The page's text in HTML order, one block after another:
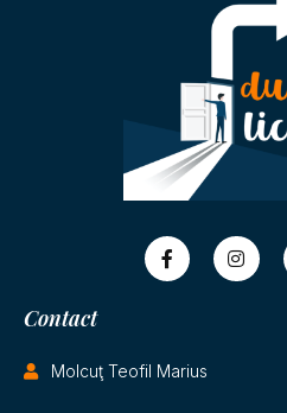
Contact
Molcuţ Teofil Marius